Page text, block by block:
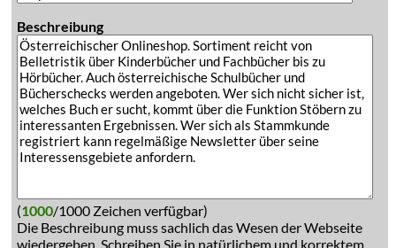
Beschreibung
(1000/1000 Zeichen verfügbar)
Die Beschreibung muss sachlich das Wesen der Webseite
wiedergeben. Schreiben Sie in natürlichem und korrektem